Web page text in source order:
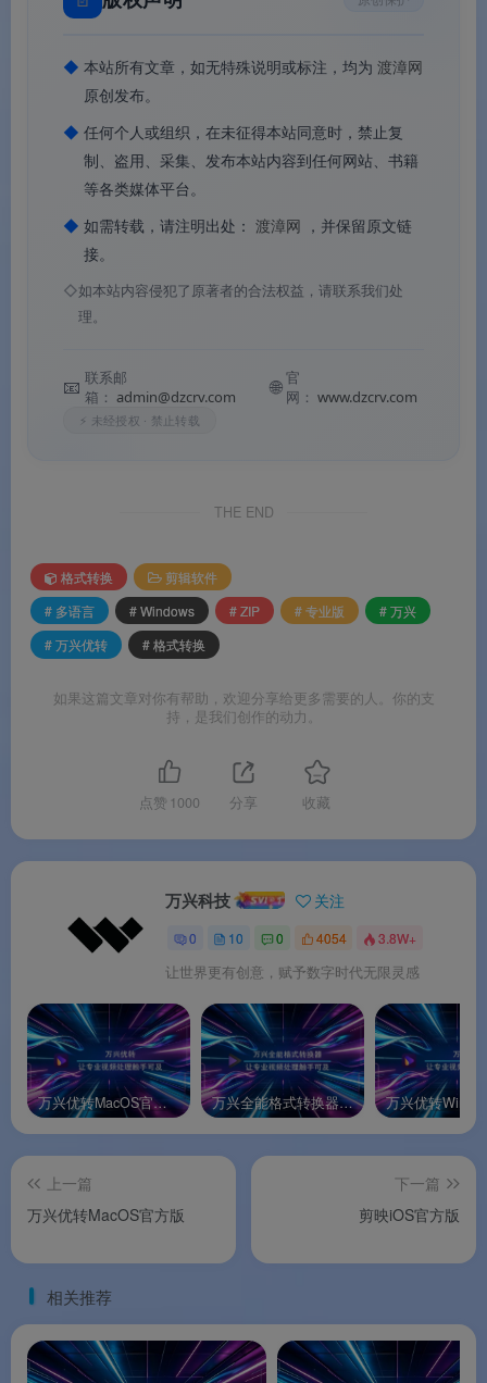
效避免画面闪烁与跳帧问题
动匹配最优压缩方案，在保证画质的前提下最高可
🖥️高清屏幕录制 ：支持屏幕、应用程序窗口及摄像
头等多种录制方式
4K/120FPS，支持 320kbps 码率音频录制。支持
自动降噪，确保讲解与说明清晰纯净
📀 DVD/蓝光刻录 ：支持将视频刻录到 DVD 或蓝
倍。
🎞️AI 智能创作工具集
：AI 字幕生成（支持 145+
、AI 图像增强（修复老照片、上色、增强面
频翻译与自动配音。
软件特色
AI 深度赋能全流程：从格式推荐、画质增强、
幅降低专业视频处理门槛。
一站式闭环工作流：集格式转换、视频压缩、屏
幕录制、AI 增强与批量处理于一体，各项功能在统
一闭环中无缝协作，无需在多款软件间来回切换
🔧
硬件加速极速转换：采用 APEXTRANS 技术，
支持 NVIDIA CUDA、NVENC 和 Intel HD
Graphics 硬件加速。转换速度最高可提升至 130
倍。V14 相较 V13 转换速度提升 90%。
📦批量处理与自动化
：支持同时处理多个文件，
可设置转换完成后自动关机，适合夜间无人值守的
批量任务。
🔄持续迭代升级：自 2006 年起持续更新近 20
年，2023 年发布 V15 版本集成 AI 算法
上线新一代 AI 版本。
◆ 本站所有文章，如无特殊说明或标注，均为 渡漳网
原创发布。
◆ 任何个人或组织，在未征得本站同意时，禁止复
制、盗用、采集、发布本站内容到任何网站、书籍
等各类媒体平台。
◆ 如需转载，请注明出处： 渡漳网 ，并保留原文链
接。
◇如本站内容侵犯了原著者的合法权益，请联系我们处
理。
📧 联系邮
箱： admin@dzcrv.com 🌐官
网：www.dzcrv.com
⚡ 未经授权 · 禁止转载
THE END
格式转换
剪辑软件
# 多语言
# Windows # ZIP # 专业版
# 万兴
# 万兴优转
# 格式转换
如果这篇文章对你有帮助，欢迎分享给更多需要的人。你的支
持，是我们创作的动力。
点赞 1000 分享 收藏
万兴科技 关注
0 10 0 4054 3.8W+
让世界更有创意，赋予数字时代无限灵感
万兴优转MacOS官方版 万兴全能格式转换器Windows绿色版
上一篇
万兴优转MacOS官方版
下一篇
剪映iOS官方版
相关推荐